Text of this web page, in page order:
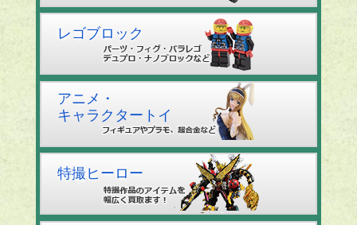
レゴブロック
アニメ・
キャラクタートイ
特撮ヒーロー